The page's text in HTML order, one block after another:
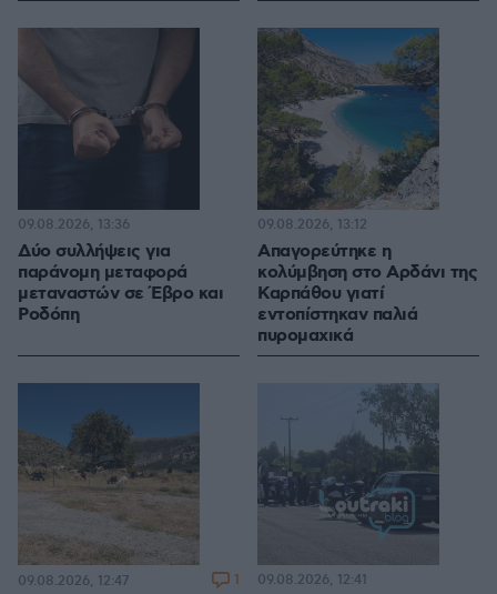
Δύο συλλήψεις για
παράνομη μεταφορά
μεταναστών σε Έβρο και
Ροδόπη
09.08.2026, 13:36
Απαγορεύτηκε η
κολύμβηση στο Αρδάνι της
Καρπάθου γιατί
εντοπίστηκαν παλιά
πυρομαχικά
09.08.2026, 13:12
09.08.2026, 12:47 1 09.08.2026, 12:41